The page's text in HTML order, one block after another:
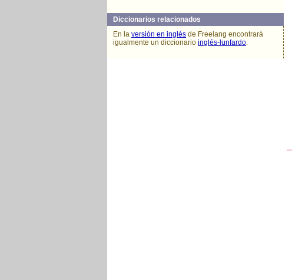
Diccionarios relacionados
En la versión en inglés de Freelang encontrará
igualmente un diccionario inglés-lunfardo.